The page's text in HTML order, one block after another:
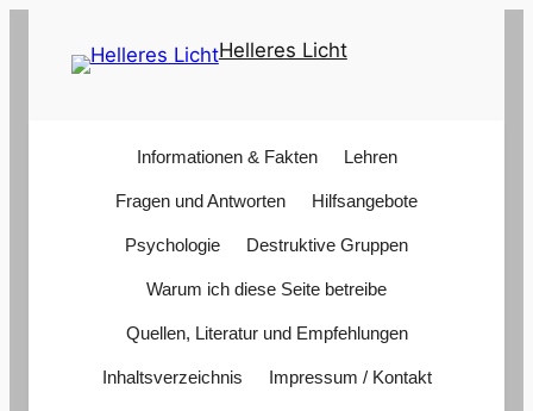
Helleres Licht
Informationen & Fakten Lehren
Fragen und Antworten Hilfsangebote
Psychologie Destruktive Gruppen
Warum ich diese Seite betreibe
Quellen, Literatur und Empfehlungen
Inhaltsverzeichnis Impressum / Kontakt